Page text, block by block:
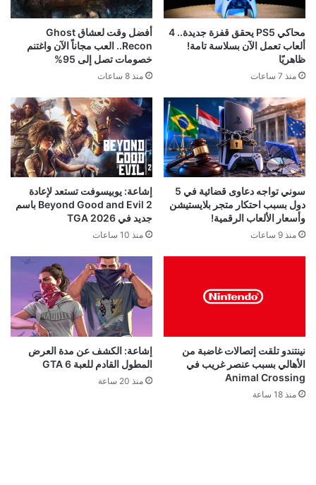
محاكي PS5 يحقق قفزة جديدة.. 4
ألعاب تعمل الآن بسلاسة تامة!
ظاهريًا
منذ 7 ساعات
أفضل وقت لعشاق Ghost
Recon.. العب مجاناً الآن واغتنم
خصومات تصل إلى 95%
منذ 8 ساعات
سوني تواجه دعاوى قضائية في 5
دول بسبب احتكار متجر بلايستيشن
وأسعار الألعاب الرقمية!
منذ 9 ساعات
إشاعة: يوبيسوفت تستعد لإعادة
Beyond Good and Evil 2 باسم
جديد في TGA 2026
منذ 10 ساعات
نينتندو تلقت إتصالات غاضبة من
الأهالي بسبب عنصر غريب في
Animal Crossing
منذ 18 ساعة
إشاعة: الكشف عن مدة العرض
المطول القادم للعبة GTA 6
منذ 20 ساعة